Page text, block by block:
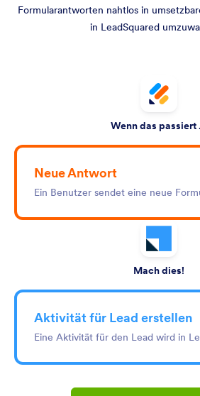
Formularantworten nahtlos in
in LeadSquared
Wenn das
Neue Antwort
Ein Benutzer sendet eine neue
Mach dies!
Aktivität für Lead erstellen
Eine Aktivität für den Lead wird in